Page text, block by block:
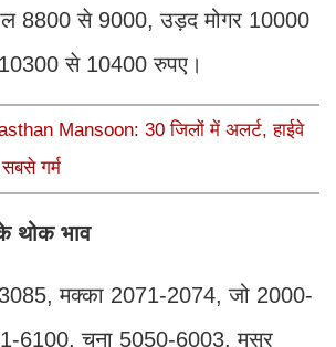
8800 से 9000, उड़द मोगर 10000
से 10400 रुपए।
Mansoon: 30 जिलों में अलर्ट, हाईवे
गर्म
थोक भाव
मक्का 2071-2074, जो 2000-
6100, चना 5050-6003, मसूर